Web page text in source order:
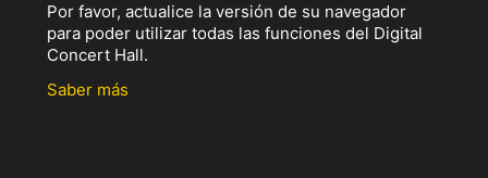
Por favor, actualice la versión de su navegador
para poder utilizar todas las funciones del Digital
Concert Hall.
Saber más